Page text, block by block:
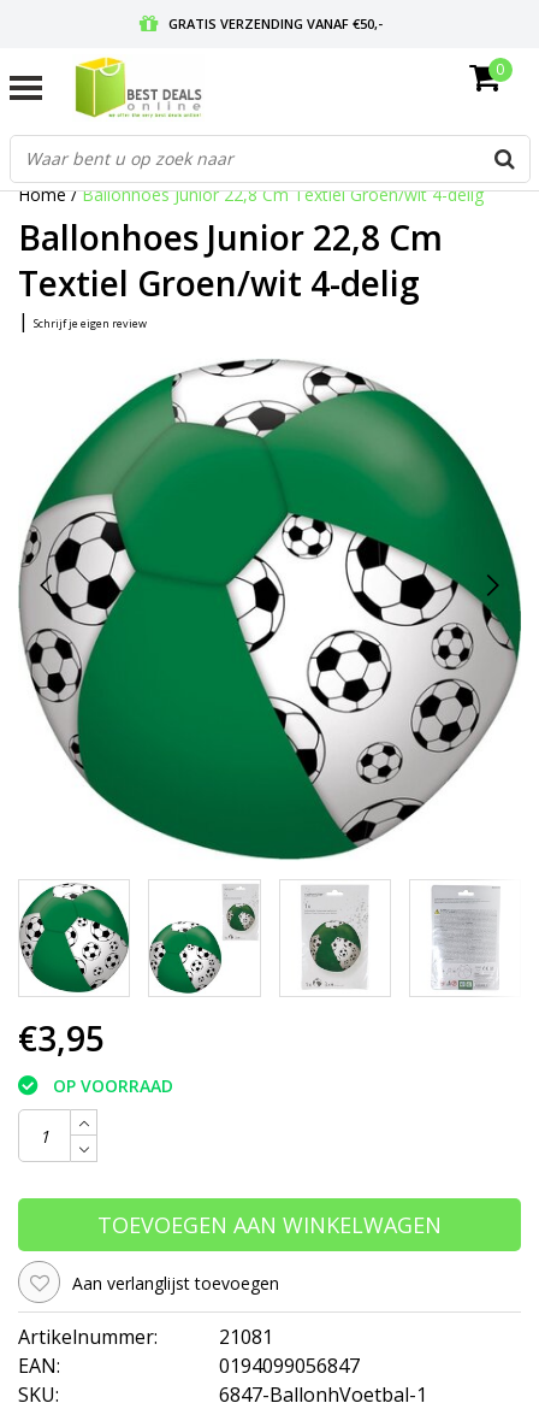
GRATIS VERZENDING VANAF €50,-
GRATIS RETOURNEREN EN 30 DAGEN BEDENKTIJD
0
Home/Ballonhoes Junior 22,8 Cm Textiel Groen/wit 4-delig
Ballonhoes Junior 22,8 Cm
Textiel Groen/wit 4-delig
| Schrijf je eigen review
€3,95
OP VOORRAAD
TOEVOEGEN AAN WINKELWAGEN
Aan verlanglijst toevoegen
Artikelnummer:
21081
EAN:
0194099056847
SKU:
6847-BallonhVoetbal-1